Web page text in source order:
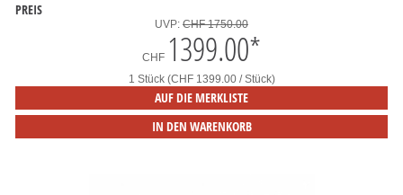
PREIS
UVP: CHF 1750.00
CHF 1399.00*
1 Stück (CHF 1399.00 / Stück)
AUF DIE MERKLISTE
IN DEN WARENKORB